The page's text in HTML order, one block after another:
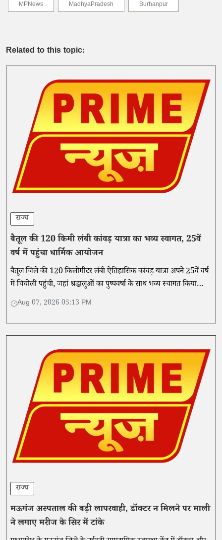
MPNews MadhyaPradesh Burhanpur
Related to this topic:
राज्य
बैतूल की 120 किमी लंबी कांवड़ यात्रा का भव्य स्वागत, 25वें
वर्ष में पहुंचा धार्मिक आयोजन
बैतूल जिले की 120 किलोमीटर लंबी ऐतिहासिक कांवड़ यात्रा अपने 25वें वर्ष
में चिचोली पहुंची, जहां श्रद्धालुओं का पुष्पवर्षा के साथ भव्य स्वागत किया
गया।Aug 07, 2026 05:13 PM
राज्य
मऊगंज अस्पताल की बड़ी लापरवाही, डॉक्टर न मिलने पर माली
ने लगाए मरीज के सिर में टांके